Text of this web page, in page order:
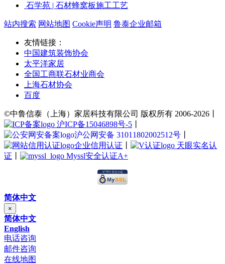
石学苑 | 石材蜂窝板施工工艺
站内搜索 网站地图 Cookie声明 鲁泰企业邮箱
友情链接：
中国建筑装饰协会
太平洋家居
全国工商联石材业商会
上海石材协会
百度
©中鲁信泰（上海）家居科技有限公司 版权所有 2006-2026丨
沪ICP备15046898号-5
沪公网安备 31011802002512号
企业信用认证
天眼实名认
证
Myssl安全认证A+
简体中文
×
简体中文
English
电话咨询
邮件咨询
在线地图